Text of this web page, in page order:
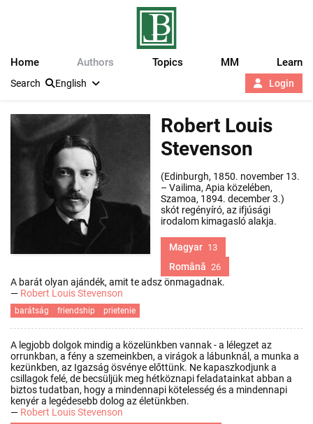
Home Authors Topics MM Learn
Search English Login
Robert Louis
Stevenson
(Edinburgh, 1850. november 13.
– Vailima, Apia közelében,
Szamoa, 1894. december 3.)
skót regényíró, az ifjúsági
irodalom kimagasló alakja.
Magyar 13
Română 26
A barát olyan ajándék, amit te adsz önmagadnak.
— Robert Louis Stevenson
barátság friendship prietenie
A legjobb dolgok mindig a közelünkben vannak - a lélegzet az
orrunkban, a fény a szemeinkben, a virágok a lábunknál, a munka a
kezünkben, az Igazság ösvénye előttünk. Ne kapaszkodjunk a
csillagok felé, de becsüljük meg hétköznapi feladatainkat abban a
biztos tudatban, hogy a mindennapi kötelesség és a mindennapi
kenyér a legédesebb dolog az életünkben.
— Robert Louis Stevenson